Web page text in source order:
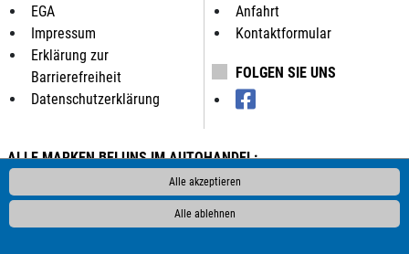
Alle akzeptieren
Alle ablehnen
EGA
Impressum
Erklärung zur
Barrierefreiheit
Datenschutzerklärung
Anfahrt
Kontaktformular
FOLGEN SIE UNS
ALLE MARKEN BEI UNS IM AUTOHANDEL:
Als Autohändler bieten wir Ihnen in unserem Automarkt
Gebrauchtwagen, Jahreswagen und Neuwagen folgender
Automarken an: